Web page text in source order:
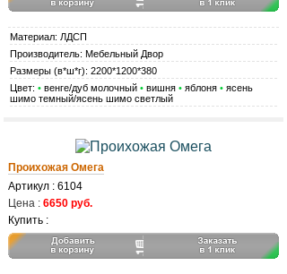
Материал: ЛДСП
Производитель: Мебельный Двор
Размеры (в*ш*г): 2200*1200*380
Цвет: • венге/дуб молочный • вишня • яблоня • ясень
шимо темный/ясень шимо светлый
Проихожая Омега
Артикул : 6104
Цена : 6650 руб.
Купить :